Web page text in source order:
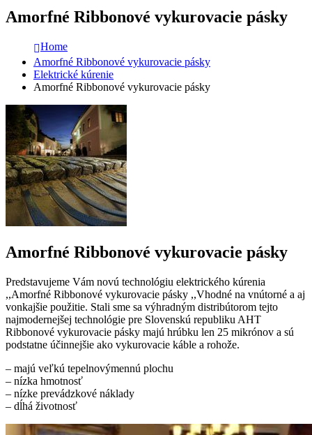
Amorfné Ribbonové vykurovacie pásky
Home
Amorfné Ribbonové vykurovacie pásky
Elektrické kúrenie
Amorfné Ribbonové vykurovacie pásky
Amorfné Ribbonové vykurovacie pásky
Predstavujeme Vám novú technológiu elektrického kúrenia
,,Amorfné Ribbonové vykurovacie pásky ,,Vhodné na vnútorné a aj
vonkajšie použitie. Stali sme sa výhradným distribútorom tejto
najmodernejšej technológie pre Slovenskú republiku AHT
Ribbonové vykurovacie pásky majú hrúbku len 25 mikrónov a sú
podstatne účinnejšie ako vykurovacie káble a rohože.
– majú veľkú tepelnovýmennú plochu
– nízka hmotnosť
– nízke prevádzkové náklady
– dĺhá životnosť